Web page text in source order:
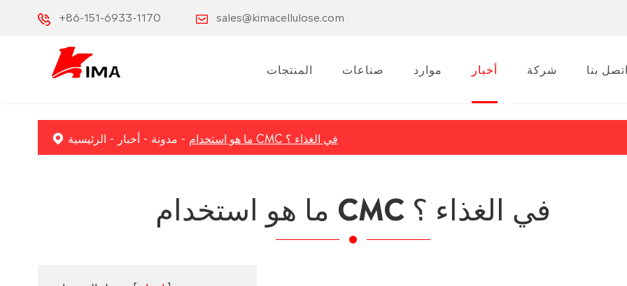
+86-151-6933-1170 sales@kimacellulose.com
المنتجات صناعات موارد أخبار شركة بنا
الرئيسية أخبار مدونة ما هو استخدام CMC في الغذاء ؟
ما هو استخدام CMC في الغذاء ؟